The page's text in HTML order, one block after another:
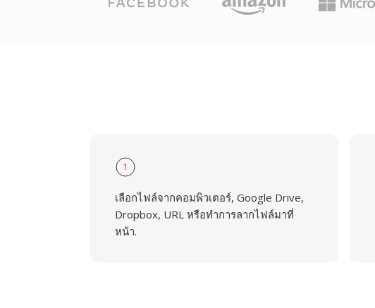
1
เลือกไฟล์จากคอมพิวเตอร์, Google Drive,
Dropbox, URL หรือทำการลากไฟล์มาที่
หน้า.